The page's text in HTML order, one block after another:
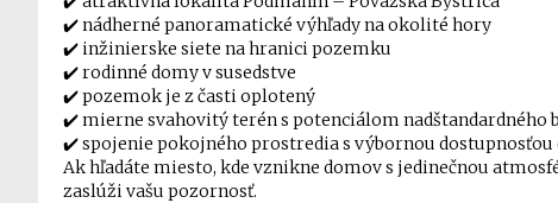
✔️ nádherné panoramatické výhľady na okolité hory
✔️ inžinierske siete na hranici pozemku
✔️ rodinné domy v susedstve
✔️ pozemok je z časti oplotený
✔️ mierne svahovitý terén s potenciálom nadštandardného
✔️ spojenie pokojného prostredia s výbornou dostupnosťou
Ak hľadáte miesto, kde vznikne domov s jedinečnou
zaslúži vašu pozornosť.